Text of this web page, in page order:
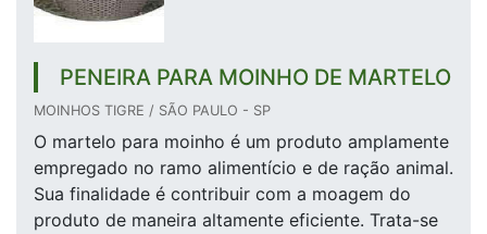
PENEIRA PARA MOINHO DE MARTELO
MOINHOS TIGRE / SÃO PAULO - SP
O martelo para moinho é um produto amplamente
empregado no ramo alimentício e de ração animal.
Sua finalidade é contribuir com a moagem do
produto de maneira altamente eficiente. Trata-se